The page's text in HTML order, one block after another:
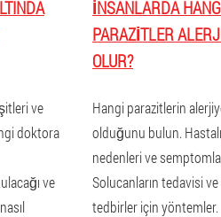
ve
doktora
ve
İNSANLARDA
PARAZITLER
OLUR?
Hangi parazitlerin
olduğunu bulun.
nedenleri ve
Solucanların tedavisi
tedbirler için yöntemler.